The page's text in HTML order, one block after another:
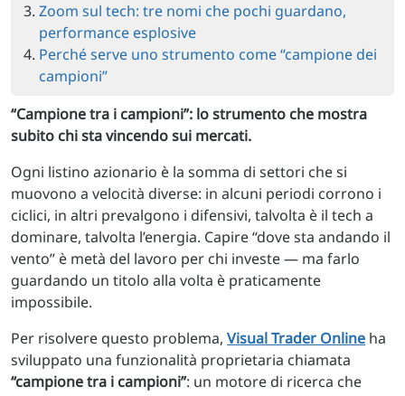
Zoom sul tech: tre nomi che pochi guardano,
performance esplosive
Perché serve uno strumento come “campione dei
campioni”
“Campione tra i campioni”: lo strumento che mostra
subito chi sta vincendo sui mercati.
Ogni listino azionario è la somma di settori che si
muovono a velocità diverse: in alcuni periodi corrono i
ciclici, in altri prevalgono i difensivi, talvolta è il tech a
dominare, talvolta l’energia. Capire “dove sta andando il
vento” è metà del lavoro per chi investe — ma farlo
guardando un titolo alla volta è praticamente
impossibile.
Per risolvere questo problema, Visual Trader Online ha
sviluppato una funzionalità proprietaria chiamata
“campione tra i campioni”: un motore di ricerca che